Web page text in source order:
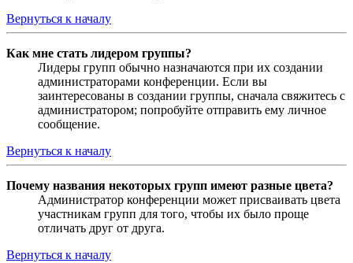
Вернуться к началу
Как мне стать лидером группы?
Лидеры групп обычно назначаются при их создании
администраторами конференции. Если вы
заинтересованы в создании группы, сначала свяжитесь с
администратором; попробуйте отправить ему личное
сообщение.
Вернуться к началу
Почему названия некоторых групп имеют разные цвета?
Администратор конференции может присваивать цвета
участникам групп для того, чтобы их было проще
отличать друг от друга.
Вернуться к началу